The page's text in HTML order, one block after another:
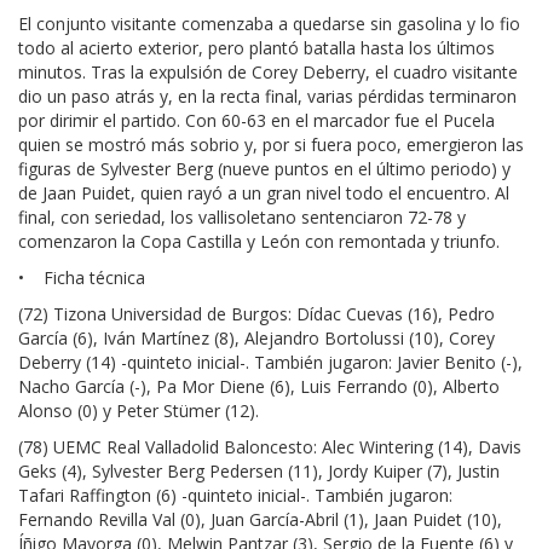
El conjunto visitante comenzaba a quedarse sin gasolina y lo fio
todo al acierto exterior, pero plantó batalla hasta los últimos
minutos. Tras la expulsión de Corey Deberry, el cuadro visitante
dio un paso atrás y, en la recta final, varias pérdidas terminaron
por dirimir el partido. Con 60-63 en el marcador fue el Pucela
quien se mostró más sobrio y, por si fuera poco, emergieron las
figuras de Sylvester Berg (nueve puntos en el último periodo) y
de Jaan Puidet, quien rayó a un gran nivel todo el encuentro. Al
final, con seriedad, los vallisoletano sentenciaron 72-78 y
comenzaron la Copa Castilla y León con remontada y triunfo.
• Ficha técnica
(72) Tizona Universidad de Burgos: Dídac Cuevas (16), Pedro
García (6), Iván Martínez (8), Alejandro Bortolussi (10), Corey
Deberry (14) -quinteto inicial-. También jugaron: Javier Benito (-),
Nacho García (-), Pa Mor Diene (6), Luis Ferrando (0), Alberto
Alonso (0) y Peter Stümer (12).
(78) UEMC Real Valladolid Baloncesto: Alec Wintering (14), Davis
Geks (4), Sylvester Berg Pedersen (11), Jordy Kuiper (7), Justin
Tafari Raffington (6) -quinteto inicial-. También jugaron:
Fernando Revilla Val (0), Juan García-Abril (1), Jaan Puidet (10),
Íñigo Mayorga (0), Melwin Pantzar (3), Sergio de la Fuente (6) y